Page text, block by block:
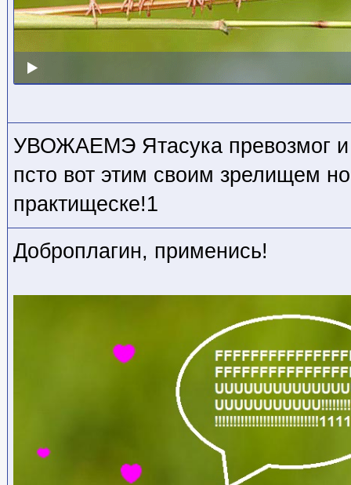
УВОЖАЕМЭ Ятасука превозмог и
псто вот этим своим зрелищем
практищеске!1
Доброплагин, применись!